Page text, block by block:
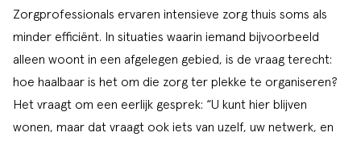
Zorgprofessionals ervaren intensieve zorg thuis soms als
minder efficiënt. In situaties waarin iemand bijvoorbeeld
alleen woont in een afgelegen gebied, is de vraag terecht:
hoe haalbaar is het om die zorg ter plekke te organiseren?
Het vraagt om een eerlijk gesprek: “U kunt hier blijven
wonen, maar dat vraagt ook iets van uzelf, uw netwerk, en